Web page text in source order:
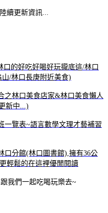
續更新資訊...
的好吃好喝好玩攏底這/林口
/林口長庚附近美食)
林口美食店家&林口美食懶人
新中...)
覽表~語言數學文理才藝補習
分館(林口圖書館),擁有36公
輕鬆的在這裡優閒閱讀
我們一起吃喝玩樂去~